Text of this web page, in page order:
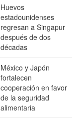
Huevos
estadounidenses
regresan a Singapur
después de dos
décadas
México y Japón
fortalecen
cooperación en favor
de la seguridad
alimentaria